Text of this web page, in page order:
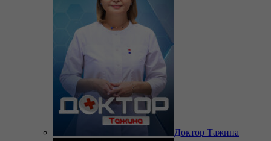
Доктор Тажина